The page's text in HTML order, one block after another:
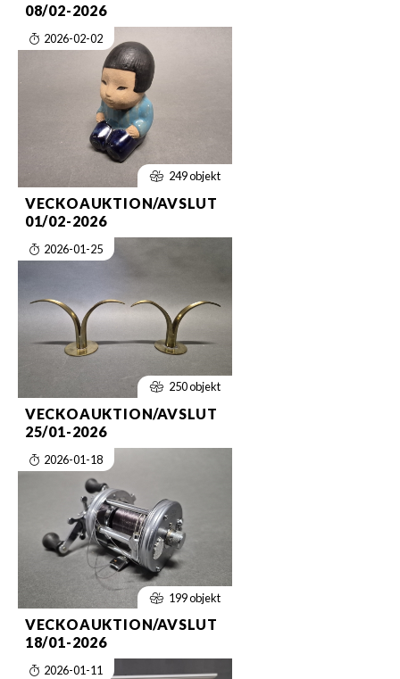
08/02-2026
2026-02-02
249 objekt
VECKOAUKTION/AVSLUT
01/02-2026
2026-01-25
250 objekt
VECKOAUKTION/AVSLUT
25/01-2026
2026-01-18
199 objekt
VECKOAUKTION/AVSLUT
18/01-2026
2026-01-11